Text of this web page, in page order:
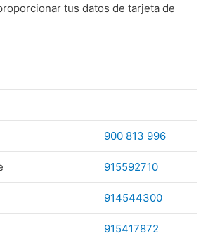
tus datos de tarjeta de
900 813 996
915592710
914544300
915417872